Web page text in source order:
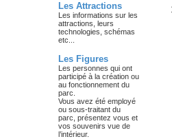
Les Attractions
Les informations sur les
attractions, leurs
technologies, schémas
etc...
Les Figures
Les personnes qui ont
participé à la création ou
au fonctionnement du
parc.
Vous avez été employé
ou sous-traitant du
parc, présentez vous et
vos souvenirs vue de
l’intérieur.